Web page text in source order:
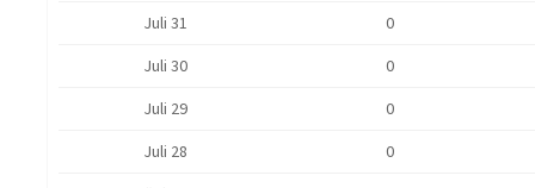
Juli 31
0
Juli 30
0
Juli 29
0
Juli 28
0